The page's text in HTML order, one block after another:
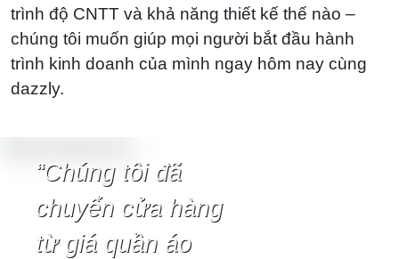
trình độ CNTT và khả năng thiết kế thế nào –
chúng tôi muốn giúp mọi người bắt đầu hành
trình kinh doanh của mình ngay hôm nay cùng
dazzly.
“Chúng tôi đã
chuyển cửa hàng
từ giá quần áo